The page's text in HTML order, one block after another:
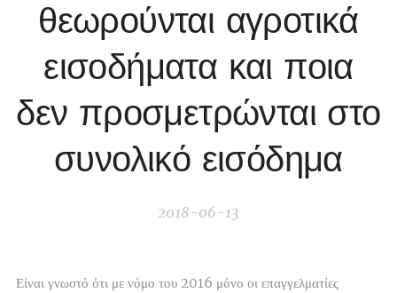
θεωρούνται αγροτικά
εισοδήματα και ποια
δεν προσμετρώνται στο
συνολικό εισόδημα
2018-06-13
Είναι γνωστό ότι με νόμο του 2016 μόνο οι επαγγελματίες